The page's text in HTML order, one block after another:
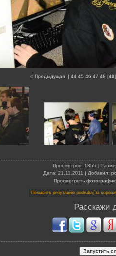
« Предыдущая| 44 45 46 47 48 [49]
Просмотров: 1355 |
Дата: 21.11.2011 | Добавил:
Просмотреть
Расскажи